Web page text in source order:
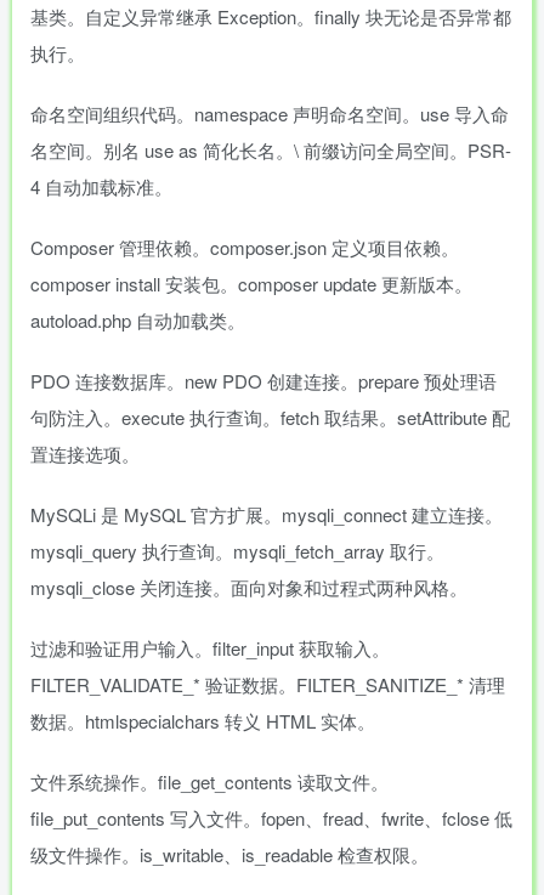
基类。自定义异常继承 Exception。finally 块无论是否异常都
执行。
命名空间组织代码。namespace 声明命名空间。use 导入命
名空间。别名 use as 简化长名。\ 前缀访问全局空间。PSR-
4 自动加载标准。
Composer 管理依赖。composer.json 定义项目依赖。
composer install 安装包。composer update 更新版本。
autoload.php 自动加载类。
PDO 连接数据库。new PDO 创建连接。prepare 预处理语
句防注入。execute 执行查询。fetch 取结果。setAttribute 配
置连接选项。
MySQLi 是 MySQL 官方扩展。mysqli_connect 建立连接。
mysqli_query 执行查询。mysqli_fetch_array 取行。
mysqli_close 关闭连接。面向对象和过程式两种风格。
过滤和验证用户输入。filter_input 获取输入。
FILTER_VALIDATE_* 验证数据。FILTER_SANITIZE_* 清理
数据。htmlspecialchars 转义 HTML 实体。
文件系统操作。file_get_contents 读取文件。
file_put_contents 写入文件。fopen、fread、fwrite、fclose 低
级文件操作。is_writable、is_readable 检查权限。